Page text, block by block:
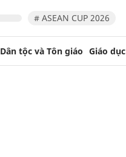
# ASEAN CUP 2026
Dân tộc và Tôn giáo Giáo dục